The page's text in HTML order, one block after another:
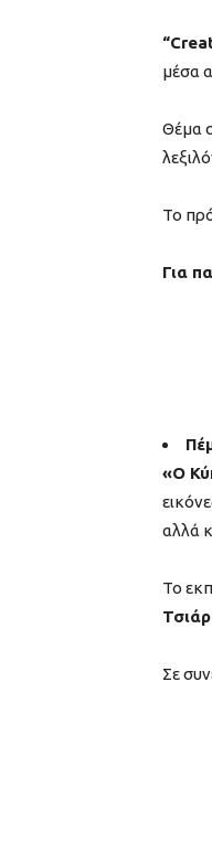
“
μέσα
Θέμα
Το
Για
«Ο
αλλά
Το
Σε